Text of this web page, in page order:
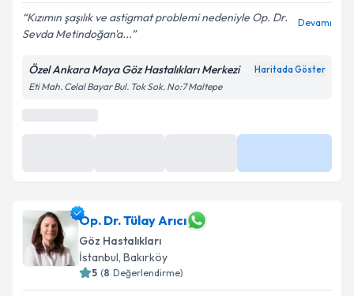
Kızımın şaşılık ve astigmat problemi nedeniyle Op. Dr.
Sevda Metindoğan'a...
Devamı
Özel Ankara Maya Göz Hastalıkları Merkezi Haritada Göster
Eti Mah. Celal Bayar Bul. Tok Sok. No:7 Maltepe
Op. Dr. Tülay Arıcı
Göz Hastalıkları
İstanbul, Bakırköy
5 (8 Değerlendirme)